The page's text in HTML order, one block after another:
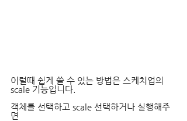
이럴때 쉽게 쓸 수 있는 방법은 스케치업의
scale 기능입니다.
객체를 선택하고 scale 선택하거나 실행해주
면